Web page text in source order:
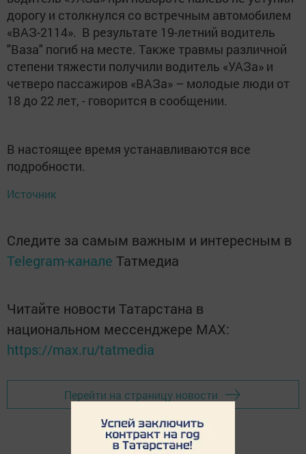
дорогу и столкнулся со встречным автомобилем
«ВАЗ-2114». В результате 19-летний водитель
"Ваза" погиб на месте. Также травмы различной
степени тяжести получили водитель «УАЗа» и
четверо пассажиров «ВАЗа» – молодые люди от
18 до 22 лет, - говорится в сообщении.
В настоящее время устанавливаются все
подробности.
Источник
Следите за самым важным и интересным в
Telegram-канале Татмедиа
Читайте новости Татарстана в
национальном мессенджере MАХ:
https://max.ru/tatmedia
Перейти на страницу новости